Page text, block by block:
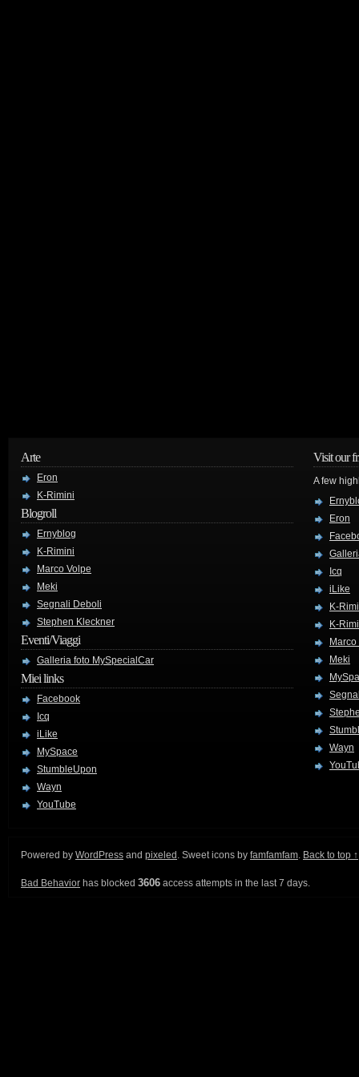
Arte
Eron
K-Rimini
Blogroll
Ernyblog
K-Rimini
Marco Volpe
Meki
Segnali Deboli
Stephen Kleckner
Eventi/Viaggi
Galleria foto MySpecialCar
Miei links
Facebook
Icq
iLike
MySpace
StumbleUpon
Wayn
YouTube
Visit our
A few
Eron
Icq
iLike
K-
K-
Meki
Wayn
Powered by WordPress and pixeled . Sweet icons by famfamfam. Back to top ↑
Bad Behavior has blocked 3606 access attempts in the last 7 days.